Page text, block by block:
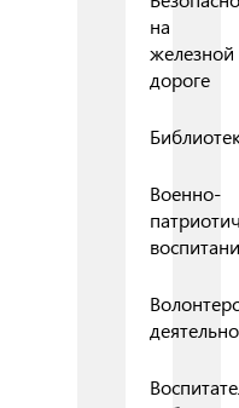
на
железной
дороге
Военно-